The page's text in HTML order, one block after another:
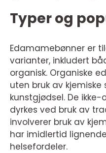
Typer og
Edamamebønner er
varianter, inkludert
organisk. Organiske
uten bruk av
kunstgjødsel. De
dyrkes ved bruk av
involverer bruk av
har imidlertid
helsefordeler.